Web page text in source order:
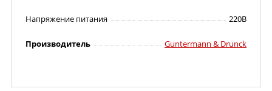
Напряжение питания 220В
Производитель Guntermann & Drunck